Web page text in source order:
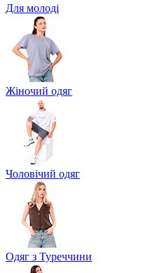
Для молоді
Жіночий одяг
Чоловічий одяг
Одяг з Туреччини